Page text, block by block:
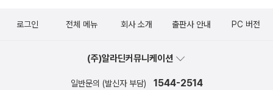
로그인 전체 메뉴 회사 소개 출판사 안내 PC 버전
(주)알라딘커뮤니케이션
일반문의 (발신자 부담) 1544-2514